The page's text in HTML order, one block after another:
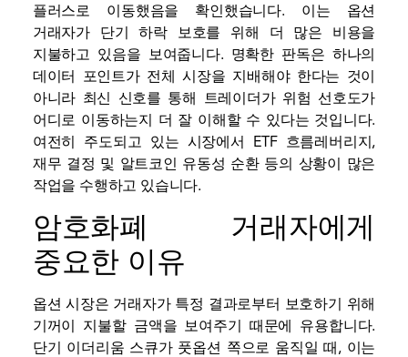
플러스로 이동했음을 확인했습니다. 이는 옵션
거래자가 단기 하락 보호를 위해 더 많은 비용을
지불하고 있음을 보여줍니다. 명확한 판독은 하나의
데이터 포인트가 전체 시장을 지배해야 한다는 것이
아니라 최신 신호를 통해 트레이더가 위험 선호도가
어디로 이동하는지 더 잘 이해할 수 있다는 것입니다.
여전히 주도되고 있는 시장에서 ETF 흐름레버리지,
재무 결정 및 알트코인 유동성 순환 등의 상황이 많은
작업을 수행하고 있습니다.
암호화폐 거래자에게
중요한 이유
옵션 시장은 거래자가 특정 결과로부터 보호하기 위해
기꺼이 지불할 금액을 보여주기 때문에 유용합니다.
단기 이더리움 스큐가 풋옵션 쪽으로 움직일 때, 이는